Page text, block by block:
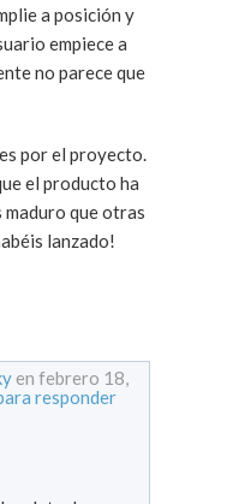
a posición y
empiece a
no parece que
por el proyecto.
el producto ha
maduro que otras
lanzado!
en febrero 18,
responder